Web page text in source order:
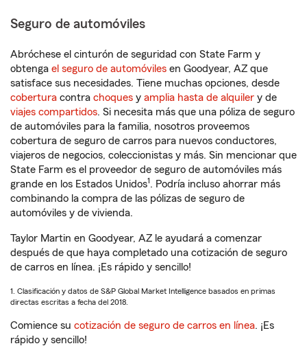
Seguro de automóviles
Abróchese el cinturón de seguridad con State Farm y
obtenga el seguro de automóviles en Goodyear, AZ que
satisface sus necesidades. Tiene muchas opciones, desde
cobertura contra choques y amplia hasta de alquiler y de
viajes compartidos. Si necesita más que una póliza de seguro
de automóviles para la familia, nosotros proveemos
cobertura de seguro de carros para nuevos conductores,
viajeros de negocios, coleccionistas y más. Sin mencionar que
State Farm es el proveedor de seguro de automóviles más
grande en los Estados Unidos1. Podría incluso ahorrar más
combinando la compra de las pólizas de seguro de
automóviles y de vivienda.
Taylor Martin en Goodyear, AZ le ayudará a comenzar
después de que haya completado una cotización de seguro
de carros en línea. ¡Es rápido y sencillo!
1. Clasificación y datos de S&P Global Market Intelligence basados en primas
directas escritas a fecha del 2018.
Comience su cotización de seguro de carros en línea. ¡Es
rápido y sencillo!